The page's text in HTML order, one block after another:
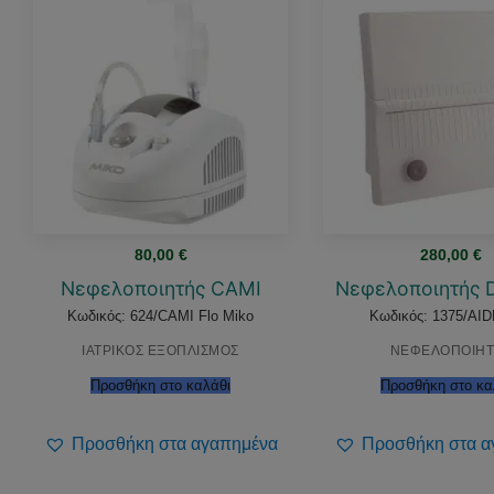
80,00 €
Νεφελοποιητής CAMI
Κωδικός: 624/CAMI Flo Miko
ΙΑΤΡΙΚΟΣ ΕΞΟΠΛΙΣΜΟΣ
Προσθήκη στο καλάθι
Προσθήκη στα αγαπημένα
280,00 €
Νεφελοποιητής
Κωδικός: 1375/
Προσθήκη στο
Προσθήκη στα